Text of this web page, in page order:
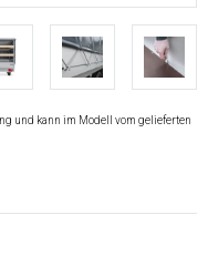
und kann im Modell vom gelieferten